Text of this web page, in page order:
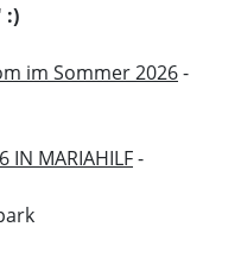
:)
im Sommer 2026-
IN MARIAHILF-